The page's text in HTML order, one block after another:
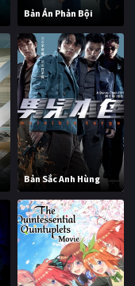
Bản Án Phản Bội
Bản Sắc Anh Hùng